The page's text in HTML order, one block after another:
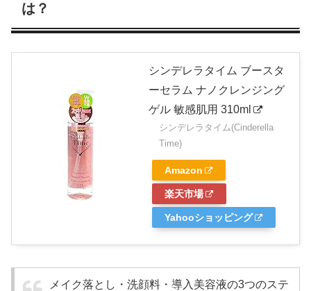
は？
シンデレラタイム ブースタ
ーセラム ナノクレンジング
ゲル 敏感肌用 310ml
シンデレラタイム(Cinderella
Time)
Amazon
楽天市場
Yahooショッピング
メイク落とし・洗顔料・導入美容液の3つのステ